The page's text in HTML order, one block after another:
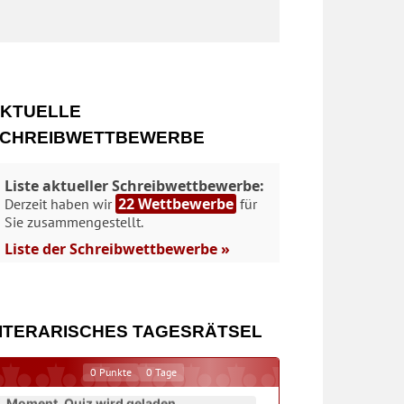
Liste aktueller Schreibwettbewerbe:
Derzeit haben wir 22 Wettbewerbe für
Sie zusammengestellt.
Liste der Schreibwettbewerbe »
TAGESRÄTSEL
0 Punkte 0 Tage